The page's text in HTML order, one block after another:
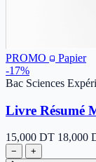
PROMO
Papier
-17%
Bac Sciences
Livre Résumé
15,000 DT 18,000
−
+